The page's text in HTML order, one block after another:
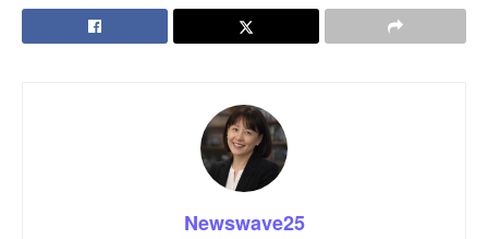
Newswave25